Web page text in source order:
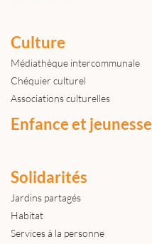
Culture
Médiathèque intercommunale
Chéquier culturel
Associations culturelles
Enfance et jeunesse
Solidarités
Jardins partagés
Habitat
Services à la personne